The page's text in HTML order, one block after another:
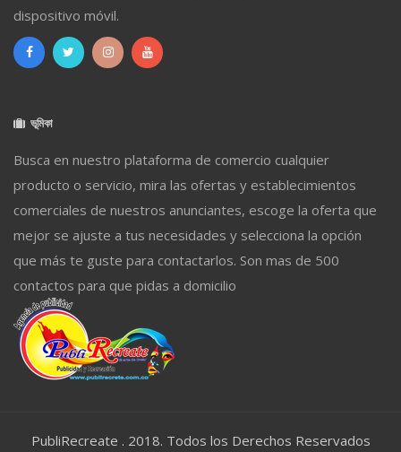
dispositivo móvil.
ভূমিকা
Busca en nuestro plataforma de comercio cualquier
producto o servicio, mira las ofertas y establecimientos
comerciales de nuestros anunciantes, escoge la oferta que
mejor se ajuste a tus necesidades y selecciona la opción
que más te guste para contactarlos. Son mas de 500
contactos para que pidas a domicilio
PubliRecreate . 2018. Todos los Derechos Reservados